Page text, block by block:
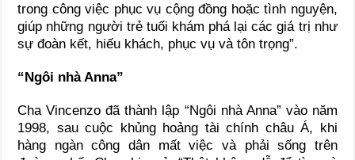
trong công việc phục vụ cộng đồng hoặc tình nguyện,
giúp những người trẻ tuổi khám phá lại các giá trị như
sự đoàn kết, hiếu khách, phục vụ và tôn trọng”.
“Ngôi nhà Anna”
Cha Vincenzo đã thành lập “Ngôi nhà Anna” vào năm
1998, sau cuộc khủng hoảng tài chính châu Á, khi
hàng ngàn công dân mất việc và phải sống trên